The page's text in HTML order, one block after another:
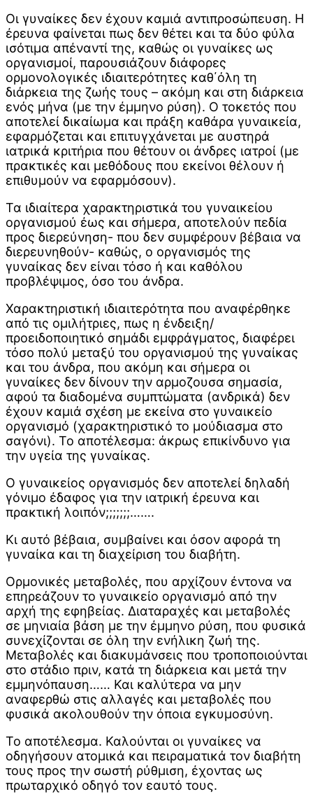
Οι γυναίκες δεν έχουν καμιά αντιπροσώπευση. Η
έρευνα φαίνεται πως δεν θέτει και τα δύο φύλα
ισότιμα απέναντί της, καθώς οι γυναίκες ως
οργανισμοί, παρουσιάζουν διάφορες
ορμονολογικές ιδιαιτερότητες καθ΄όλη τη
διάρκεια της ζωής τους – ακόμη και στη διάρκεια
ενός μήνα (με την έμμηνο ρύση). Ο τοκετός που
αποτελεί δικαίωμα και πράξη καθάρα γυναικεία,
εφαρμόζεται και επιτυγχάνεται με αυστηρά
ιατρικά κριτήρια που θέτουν οι άνδρες ιατροί (με
πρακτικές και μεθόδους που εκείνοι θέλουν ή
επιθυμούν να εφαρμόσουν).
Τα ιδιαίτερα χαρακτηριστικά του γυναικείου
οργανισμού έως και σήμερα, αποτελούν πεδία
προς διερεύνηση- που δεν συμφέρουν βέβαια να
διερευνηθούν- καθώς, ο οργανισμός της
γυναίκας δεν είναι τόσο ή και καθόλου
προβλέψιμος, όσο του άνδρα.
Χαρακτηριστική ιδιαιτερότητα που αναφέρθηκε
από τις ομιλήτριες, πως η ένδειξη/
προειδοποιητικό σημάδι εμφράγματος, διαφέρει
τόσο πολύ μεταξύ του οργανισμού της γυναίκας
και του άνδρα, που ακόμη και σήμερα οι
γυναίκες δεν δίνουν την αρμοζουσα σημασία,
αφού τα διαδομένα συμπτώματα (ανδρικά) δεν
έχουν καμιά σχέση με εκείνα στο γυναικείο
οργανισμό (χαρακτηριστικό το μούδιασμα στο
σαγόνι). Το αποτέλεσμα: άκρως επικίνδυνο για
την υγεία της γυναίκας.
Ο γυναικείος οργανισμός δεν αποτελεί δηλαδή
γόνιμο έδαφος για την ιατρική έρευνα και
πρακτική λοιπόν;;;;;;;…….
Κι αυτό βέβαια, συμβαίνει και όσον αφορά τη
γυναίκα και τη διαχείριση του διαβήτη.
Ορμονικές μεταβολές, που αρχίζουν έντονα να
επηρεάζουν το γυναικείο οργανισμό από την
αρχή της εφηβείας. Διαταραχές και μεταβολές
σε μηνιαία βάση με την έμμηνο ρύση, που φυσικά
συνεχίζονται σε όλη την ενήλικη ζωή της.
Μεταβολές και διακυμάνσεις που τροποποιούνται
στο στάδιο πριν, κατά τη διάρκεια και μετά την
εμμηνόπαυση…… Και καλύτερα να μην
αναφερθώ στις αλλαγές και μεταβολές που
φυσικά ακολουθούν την όποια εγκυμοσύνη.
Το αποτέλεσμα. Καλούνται οι γυναίκες να
οδηγήσουν ατομικά και πειραματικά τον διαβήτη
τους προς την σωστή ρύθμιση, έχοντας ως
πρωταρχικό οδηγό τον εαυτό τους.